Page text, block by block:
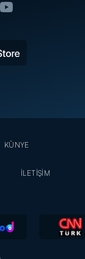
KÜNYE
İLETİŞİM